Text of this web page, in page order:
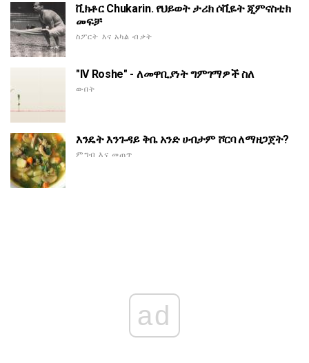
ቪክቶር Chukarin. የህይወት ታሪክ ሶቪዬት ጂምናስቲክ
መፍቻ
ስፖርት እና አካል ብቃት
"IV Roshe" - ለመዋቢያነት ግምገማዎች ስለ
ውበት
እንዴት እንጉዳይ ቅቤ አንድ ሀብታም ሾርባ ለማዘጋጀት?
ምግብ እና መጠጥ
ad